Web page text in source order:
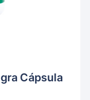
Cápsula